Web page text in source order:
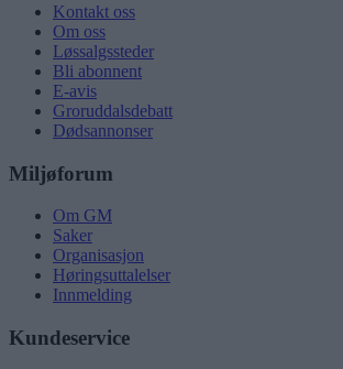
Kontakt oss
Om oss
Løssalgssteder
Bli abonnent
E-avis
Groruddalsdebatt
Dødsannonser
Miljøforum
Om GM
Saker
Organisasjon
Høringsuttalelser
Innmelding
Kundeservice